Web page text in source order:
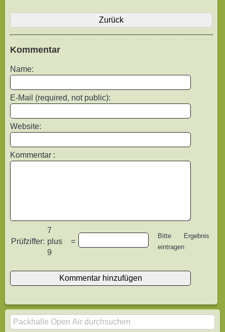
Zurück
Kommentar
Name:
E-Mail (required, not public):
Website:
Kommentar :
Prüfziffer:
7
plus
9
=
Bitte Ergebnis
eintragen